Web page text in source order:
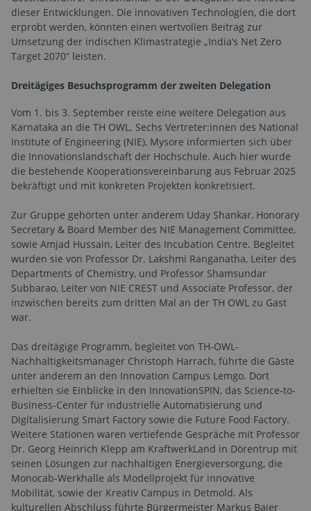
dieser Entwicklungen. Die innovativen Technologien, die dort
erprobt werden, könnten einen wertvollen Beitrag zur
Umsetzung der indischen Klimastrategie „India’s Net Zero
Target 2070“ leisten.
Dreitägiges Besuchsprogramm der zweiten Delegation
Vom 1. bis 3. September reiste eine weitere Delegation aus
Karnataka an die TH OWL. Sechs Vertreter:innen des National
Institute of Engineering (NIE), Mysore informierten sich über
die Innovationslandschaft der Hochschule. Auch hier wurde
die bestehende Kooperationsvereinbarung aus Februar 2025
bekräftigt und mit konkreten Projekten konkretisiert.
Zur Gruppe gehörten unter anderem Uday Shankar, Honorary
Secretary & Board Member des NIE Management Committee,
sowie Amjad Hussain, Leiter des Incubation Centre. Begleitet
wurden sie von Professor Dr. Lakshmi Ranganatha, Leiter des
Departments of Chemistry, und Professor Shamsundar
Subbarao, Leiter von NIE CREST und Associate Professor, der
inzwischen bereits zum dritten Mal an der TH OWL zu Gast
war.
Das dreitägige Programm, begleitet von TH-OWL-
Nachhaltigkeitsmanager Christoph Harrach, führte die Gäste
unter anderem an den Innovation Campus Lemgo. Dort
erhielten sie Einblicke in den InnovationSPIN, das Science-to-
Business-Center für industrielle Automatisierung und
Digitalisierung Smart Factory sowie die Future Food Factory.
Weitere Stationen waren vertiefende Gespräche mit Professor
Dr. Georg Heinrich Klepp am KraftwerkLand in Dörentrup mit
seinen Lösungen zur nachhaltigen Energieversorgung, die
Monocab-Werkhalle als Modellprojekt für innovative
Mobilität, sowie der Kreativ Campus in Detmold. Als
kulturellen Abschluss führte Bürgermeister Markus Baier